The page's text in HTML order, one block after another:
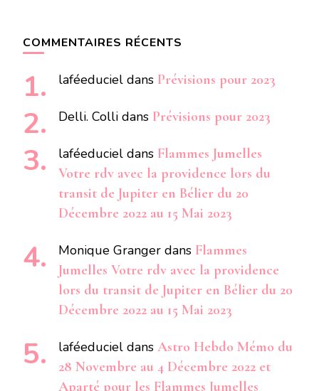
COMMENTAIRES RÉCENTS
laféeduciel dans Prévisions pour 2023
Delli. Colli dans Prévisions pour 2023
laféeduciel dans Flammes Jumelles
Votre rdv avec la providence lors du
transit de Jupiter en Bélier du 20
Décembre 2022 au 15 Mai 2023
Monique Granger dans Flammes
Jumelles Votre rdv avec la providence
lors du transit de Jupiter en Bélier du 20
Décembre 2022 au 15 Mai 2023
laféeduciel dans Astro Hebdo Mémo du
28 Novembre au 4 Décembre 2022 et
Aparté pour les Flammes Jumelles